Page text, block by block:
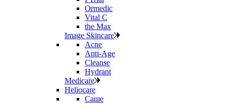
Ormedic
Vital C
the Max
Image Skincare
Acne
Anti‑Age
Cleanse
Hydrant
Medicare
Heliocare
Саше